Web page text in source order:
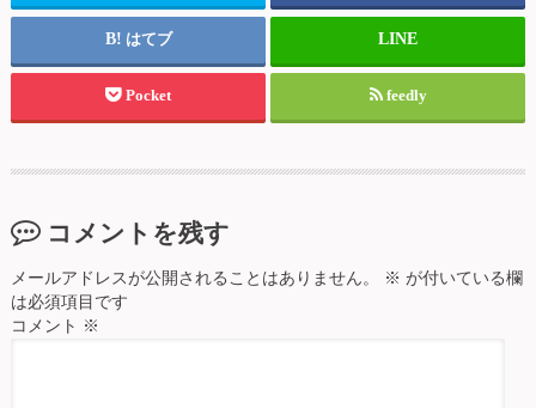
はてブ
Pocket feedly
コメントを残す
メールアドレスが公開されることはありません。 ※ が付いている欄
は必須項目です
コメント ※